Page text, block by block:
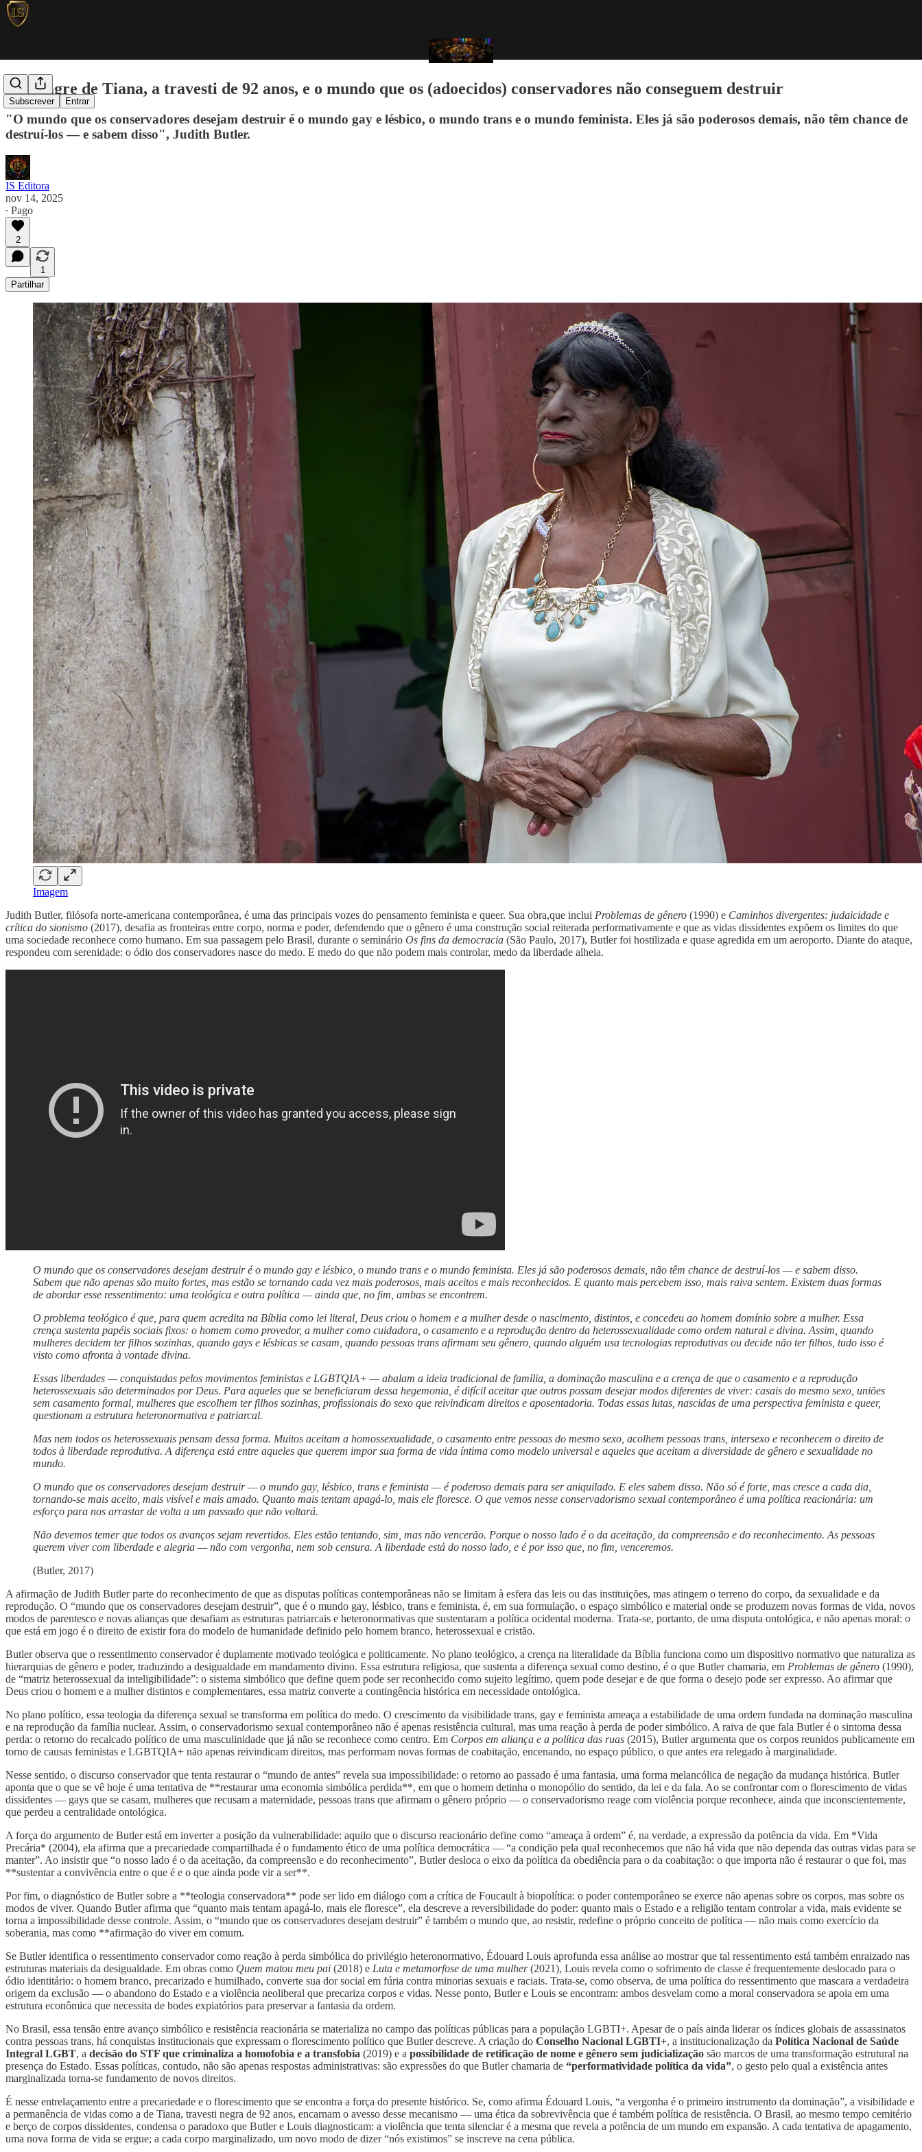
Subscrever Entrar
O milagre de Tiana, a travesti de 92 anos, e o mundo que os (adoecidos) conservadores não conseguem destruir
"O mundo que os conservadores desejam destruir é o mundo gay e lésbico, o mundo trans e o mundo feminista. Eles já são poderosos demais, não têm chance de
destruí-los — e sabem disso", Judith Butler.
IS Editora
nov 14, 2025
∙ Pago
2
1
Partilhar
Imagem
Judith Butler, filósofa norte-americana contemporânea, é uma das principais vozes do pensamento feminista e queer. Sua obra,que inclui Problemas de gênero (1990) e Caminhos divergentes: judaicidade e
crítica do sionismo (2017), desafia as fronteiras entre corpo, norma e poder, defendendo que o gênero é uma construção social reiterada performativamente e que as vidas dissidentes expõem os limites do que
uma sociedade reconhece como humano. Em sua passagem pelo Brasil, durante o seminário Os fins da democracia (São Paulo, 2017), Butler foi hostilizada e quase agredida em um aeroporto. Diante do ataque,
respondeu com serenidade: o ódio dos conservadores nasce do medo. E medo do que não podem mais controlar, medo da liberdade alheia.
O mundo que os conservadores desejam destruir é o mundo gay e lésbico, o mundo trans e o mundo feminista. Eles já são poderosos demais, não têm chance de destruí-los — e sabem disso.
Sabem que não apenas são muito fortes, mas estão se tornando cada vez mais poderosos, mais aceitos e mais reconhecidos. E quanto mais percebem isso, mais raiva sentem. Existem duas formas
de abordar esse ressentimento: uma teológica e outra política — ainda que, no fim, ambas se encontrem.
O problema teológico é que, para quem acredita na Bíblia como lei literal, Deus criou o homem e a mulher desde o nascimento, distintos, e concedeu ao homem domínio sobre a mulher. Essa
crença sustenta papéis sociais fixos: o homem como provedor, a mulher como cuidadora, o casamento e a reprodução dentro da heterossexualidade como ordem natural e divina. Assim, quando
mulheres decidem ter filhos sozinhas, quando gays e lésbicas se casam, quando pessoas trans afirmam seu gênero, quando alguém usa tecnologias reprodutivas ou decide não ter filhos, tudo isso é
visto como afronta à vontade divina.
Essas liberdades — conquistadas pelos movimentos feministas e LGBTQIA+ — abalam a ideia tradicional de família, a dominação masculina e a crença de que o casamento e a reprodução
heterossexuais são determinados por Deus. Para aqueles que se beneficiaram dessa hegemonia, é difícil aceitar que outros possam desejar modos diferentes de viver: casais do mesmo sexo, uniões
sem casamento formal, mulheres que escolhem ter filhos sozinhas, profissionais do sexo que reivindicam direitos e aposentadoria. Todas essas lutas, nascidas de uma perspectiva feminista e queer,
questionam a estrutura heteronormativa e patriarcal.
Mas nem todos os heterossexuais pensam dessa forma. Muitos aceitam a homossexualidade, o casamento entre pessoas do mesmo sexo, acolhem pessoas trans, intersexo e reconhecem o direito de
todos à liberdade reprodutiva. A diferença está entre aqueles que querem impor sua forma de vida íntima como modelo universal e aqueles que aceitam a diversidade de gênero e sexualidade no
mundo.
O mundo que os conservadores desejam destruir — o mundo gay, lésbico, trans e feminista — é poderoso demais para ser aniquilado. E eles sabem disso. Não só é forte, mas cresce a cada dia,
tornando-se mais aceito, mais visível e mais amado. Quanto mais tentam apagá-lo, mais ele floresce. O que vemos nesse conservadorismo sexual contemporâneo é uma política reacionária: um
esforço para nos arrastar de volta a um passado que não voltará.
Não devemos temer que todos os avanços sejam revertidos. Eles estão tentando, sim, mas não vencerão. Porque o nosso lado é o da aceitação, da compreensão e do reconhecimento. As pessoas
querem viver com liberdade e alegria — não com vergonha, nem sob censura. A liberdade está do nosso lado, e é por isso que, no fim, venceremos.
(Butler, 2017)
A afirmação de Judith Butler parte do reconhecimento de que as disputas políticas contemporâneas não se limitam à esfera das leis ou das instituições, mas atingem o terreno do corpo, da sexualidade e da
reprodução. O “mundo que os conservadores desejam destruir”, que é o mundo gay, lésbico, trans e feminista, é, em sua formulação, o espaço simbólico e material onde se produzem novas formas de vida, novos
modos de parentesco e novas alianças que desafiam as estruturas patriarcais e heteronormativas que sustentaram a política ocidental moderna. Trata-se, portanto, de uma disputa ontológica, e não apenas moral: o
que está em jogo é o direito de existir fora do modelo de humanidade definido pelo homem branco, heterossexual e cristão.
Butler observa que o ressentimento conservador é duplamente motivado teológica e politicamente. No plano teológico, a crença na literalidade da Bíblia funciona como um dispositivo normativo que naturaliza as
hierarquias de gênero e poder, traduzindo a desigualdade em mandamento divino. Essa estrutura religiosa, que sustenta a diferença sexual como destino, é o que Butler chamaria, em Problemas de gênero (1990),
de “matriz heterossexual da inteligibilidade”: o sistema simbólico que define quem pode ser reconhecido como sujeito legítimo, quem pode desejar e de que forma o desejo pode ser expresso. Ao afirmar que
Deus criou o homem e a mulher distintos e complementares, essa matriz converte a contingência histórica em necessidade ontológica.
No plano político, essa teologia da diferença sexual se transforma em política do medo. O crescimento da visibilidade trans, gay e feminista ameaça a estabilidade de uma ordem fundada na dominação masculina
e na reprodução da família nuclear. Assim, o conservadorismo sexual contemporâneo não é apenas resistência cultural, mas uma reação à perda de poder simbólico. A raiva de que fala Butler é o sintoma dessa
perda: o retorno do recalcado político de uma masculinidade que já não se reconhece como centro. Em Corpos em aliança e a política das ruas (2015), Butler argumenta que os corpos reunidos publicamente em
torno de causas feministas e LGBTQIA+ não apenas reivindicam direitos, mas performam novas formas de coabitação, encenando, no espaço público, o que antes era relegado à marginalidade.
Nesse sentido, o discurso conservador que tenta restaurar o “mundo de antes” revela sua impossibilidade: o retorno ao passado é uma fantasia, uma forma melancólica de negação da mudança histórica. Butler
aponta que o que se vê hoje é uma tentativa de **restaurar uma economia simbólica perdida**, em que o homem detinha o monopólio do sentido, da lei e da fala. Ao se confrontar com o florescimento de vidas
dissidentes — gays que se casam, mulheres que recusam a maternidade, pessoas trans que afirmam o gênero próprio — o conservadorismo reage com violência porque reconhece, ainda que inconscientemente,
que perdeu a centralidade ontológica.
A força do argumento de Butler está em inverter a posição da vulnerabilidade: aquilo que o discurso reacionário define como “ameaça à ordem” é, na verdade, a expressão da potência da vida. Em *Vida
Precária* (2004), ela afirma que a precariedade compartilhada é o fundamento ético de uma política democrática — “a condição pela qual reconhecemos que não há vida que não dependa das outras vidas para se
manter”. Ao insistir que “o nosso lado é o da aceitação, da compreensão e do reconhecimento”, Butler desloca o eixo da política da obediência para o da coabitação: o que importa não é restaurar o que foi, mas
**sustentar a convivência entre o que é e o que ainda pode vir a ser**.
Por fim, o diagnóstico de Butler sobre a **teologia conservadora** pode ser lido em diálogo com a crítica de Foucault à biopolítica: o poder contemporâneo se exerce não apenas sobre os corpos, mas sobre os
modos de viver. Quando Butler afirma que “quanto mais tentam apagá-lo, mais ele floresce”, ela descreve a reversibilidade do poder: quanto mais o Estado e a religião tentam controlar a vida, mais evidente se
torna a impossibilidade desse controle. Assim, o “mundo que os conservadores desejam destruir” é também o mundo que, ao resistir, redefine o próprio conceito de política — não mais como exercício da
soberania, mas como **afirmação do viver em comum.
Se Butler identifica o ressentimento conservador como reação à perda simbólica do privilégio heteronormativo, Édouard Louis aprofunda essa análise ao mostrar que tal ressentimento está também enraizado nas
estruturas materiais da desigualdade. Em obras como Quem matou meu pai (2018) e Luta e metamorfose de uma mulher(2021), Louis revela como o sofrimento de classe é frequentemente deslocado para o
ódio identitário: o homem branco, precarizado e humilhado, converte sua dor social em fúria contra minorias sexuais e raciais. Trata-se, como observa, de uma política do ressentimento que mascara a verdadeira
origem da exclusão — o abandono do Estado e a violência neoliberal que precariza corpos e vidas. Nesse ponto, Butler e Louis se encontram: ambos desvelam como a moral conservadora se apoia em uma
estrutura econômica que necessita de bodes expiatórios para preservar a fantasia da ordem.
No Brasil, essa tensão entre avanço simbólico e resistência reacionária se materializa no campo das políticas públicas para a população LGBTI+. Apesar de o país ainda liderar os índices globais de assassinatos
contra pessoas trans, há conquistas institucionais que expressam o florescimento político que Butler descreve. A criação do Conselho Nacional LGBTI+, a institucionalização da Política Nacional de Saúde
Integral LGBT, a decisão do STF que criminaliza a homofobia e a transfobia (2019) e a possibilidade de retificação de nome e gênero sem judicialização são marcos de uma transformação estrutural na
presença do Estado. Essas políticas, contudo, não são apenas respostas administrativas: são expressões do que Butler chamaria de “performatividade política da vida”, o gesto pelo qual a existência antes
marginalizada torna-se fundamento de novos direitos.
É nesse entrelaçamento entre a precariedade e o florescimento que se encontra a força do presente histórico. Se, como afirma Édouard Louis, “a vergonha é o primeiro instrumento da dominação”, a visibilidade e
a permanência de vidas como a de Tiana, travesti negra de 92 anos, encarnam o avesso desse mecanismo — uma ética da sobrevivência que é também política de resistência. O Brasil, ao mesmo tempo cemitério
e berço de corpos dissidentes, condensa o paradoxo que Butler e Louis diagnosticam: a violência que tenta silenciar é a mesma que revela a potência de um mundo em expansão. A cada tentativa de apagamento,
uma nova forma de vida se ergue; a cada corpo marginalizado, um novo modo de dizer “nós existimos” se inscreve na cena pública.